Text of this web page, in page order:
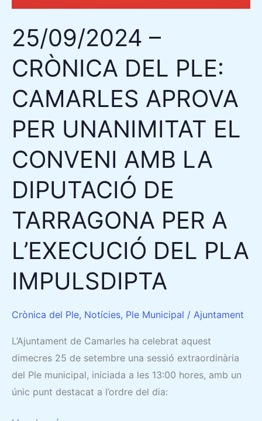
25/09/2024 –
CRÒNICA DEL PLE:
CAMARLES APROVA
PER UNANIMITAT EL
CONVENI AMB LA
DIPUTACIÓ DE
TARRAGONA PER A
L’EXECUCIÓ DEL PLA
IMPULSDIPTA
Crònica del Ple, Notícies, Ple Municipal / Ajuntament
L’Ajuntament de Camarles ha celebrat aquest
dimecres 25 de setembre una sessió extraordinària
del Ple municipal, iniciada a les 13:00 hores, amb un
únic punt destacat a l’ordre del dia:
EL
CONVENI
AMB
DIPUTACIÓ
DE
TARRAGONA
PER
A
L’EXECUCIÓ
PLA